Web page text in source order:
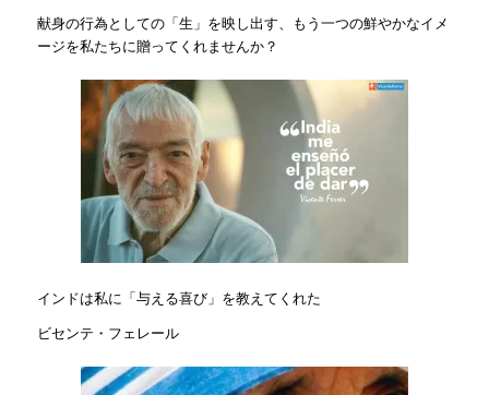
献身の行為としての「生」を映し出す、もう一つの鮮やかなイメ
ージを私たちに贈ってくれませんか？
インドは私に「与える喜び」を教えてくれた
ビセンテ・フェレール